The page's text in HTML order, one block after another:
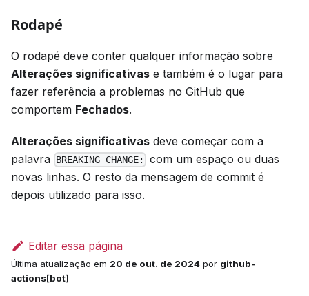
Rodapé
O rodapé deve conter qualquer informação sobre
Alterações significativas e também é o lugar para
fazer referência a problemas no GitHub que
comportem Fechados.
Alterações significativas deve começar com a
palavra BREAKING CHANGE:
com um espaço ou duas
novas linhas. O resto da mensagem de commit é
depois utilizado para isso.
Editar essa página
Última atualização em 20 de out. de 2024 por github-
actions[bot]